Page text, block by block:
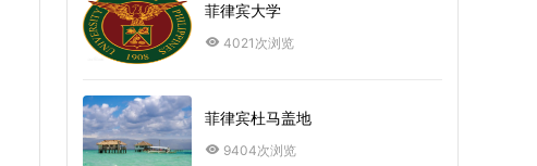
菲律宾大学
4021次浏览
菲律宾杜马盖地
9404次浏览